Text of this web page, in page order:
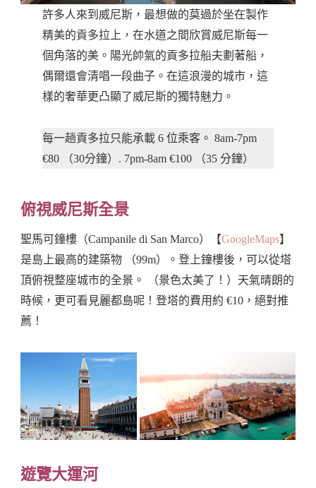
許多人來到威尼斯，最想做的莫過於坐在製作
精美的貢多拉上，在水道之間欣賞威尼斯每一
個角落的美。陽光帥氣的貢多拉船夫劃著船，
偶爾還會清唱一段曲子。在這浪漫的城市，這
樣的奢華更凸顯了威尼斯的獨特魅力。
每一趟貢多拉只能承載 6 位乘客。 8am-7pm
€80 （30分鐘）. 7pm-8am €100 （35 分鐘）
俯視威尼斯全景
聖馬可鐘樓（Campanile di San Marco）【GoogleMaps】
是島上最高的建築物 （99m）。登上鐘樓後，可以從塔
頂俯視整座城市的全景。 （景色太美了！）天氣晴朗的
時候，更可看見麗都島呢！登塔的費用約 €10，絕對推
薦！
遊覽大運河